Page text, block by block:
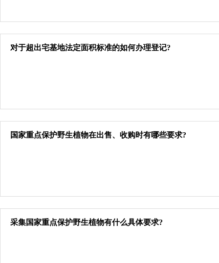
对于超出宅基地法定面积标准的如何办理登记?
国家重点保护野生植物在出售、收购时有哪些要求?
采集国家重点保护野生植物有什么具体要求?